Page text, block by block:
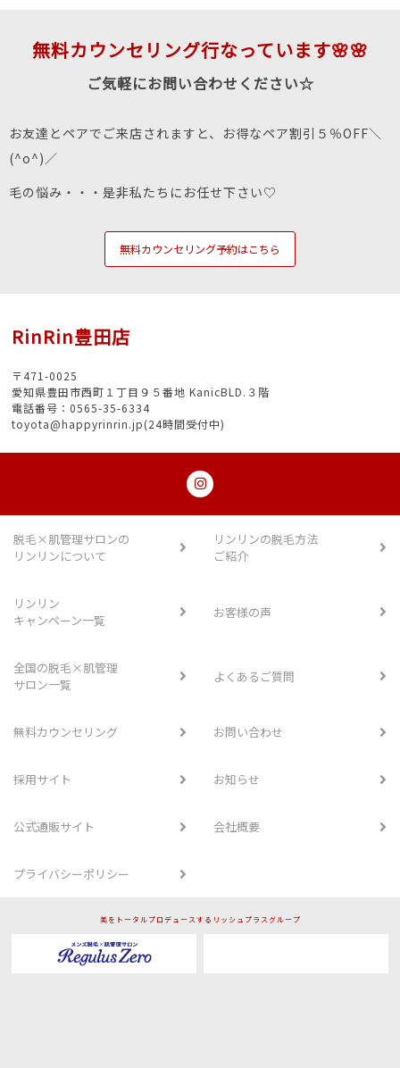
無料カウンセリング行なっています🌸🌸
ご気軽にお問い合わせください☆
お友達とペアでご来店されますと、お得なペア割引５％OFF＼
(^o^)／
毛の悩み・・・是非私たちにお任せ下さい♡
無料カウンセリング予約はこちら
RinRin豊田店
〒471-0025
愛知県豊田市西町１丁目９５番地 KanicBLD.３階
電話番号：0565-35-6334
toyota@happyrinrin.jp(24時間受付中)
脱毛×肌管理サロンの
リンリンについて
リンリンの脱毛方法
ご紹介
リンリン
キャンペーン一覧
お客様の声
全国の脱毛×肌管理
サロン一覧
よくあるご質問
無料カウンセリング お問い合わせ
採用サイト お知らせ
公式通販サイト 会社概要
プライバシーポリシー
美をトータルプロデュースするリッシュプラスグループ